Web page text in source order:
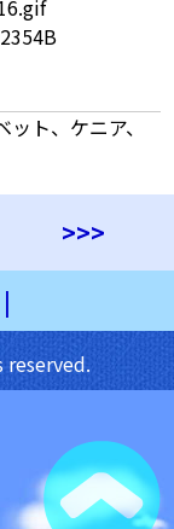
ト、ケニア、
>>>
|